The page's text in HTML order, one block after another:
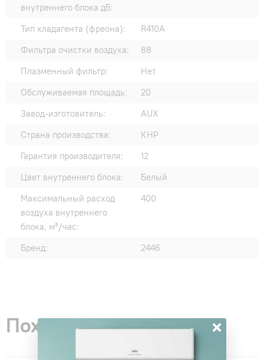
внутреннего блока дБ:
Тип хладагента (фреона):
R410A
Фильтра очистки воздуха:
88
Плазменный фильтр:
Нет
Обслуживаемая площадь:
20
Завод-изготовитель:
AUX
Страна производства:
КНР
Гарантия производителя:
12
Цвет внутреннего блока:
Белый
Максимальный расход
воздуха внутреннего
блока, м³/час:
400
Бренд: 2446
Похожие товары ×